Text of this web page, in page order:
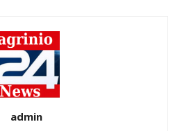
admin